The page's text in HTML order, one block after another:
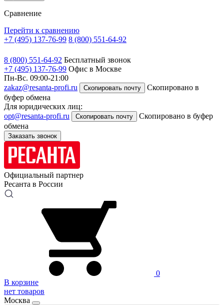
Сравнение
Перейти к сравнению
+7 (495) 137-76-99 8 (800) 551-64-92
8 (800) 551-64-92 Бесплатный звонок
+7 (495) 137-76-99 Офис в Москве
Пн-Вс. 09:00-21:00
zakaz@resanta-profi.ru
Скопировать почту
Скопировано в
буфер обмена
Для юридических лиц:
opt@resanta-profi.ru
Скопировать почту
Скопировано в буфер
обмена
Заказать звонок
Официальный партнер
Ресанта в России
0
В корзине
нет товаров
Москва